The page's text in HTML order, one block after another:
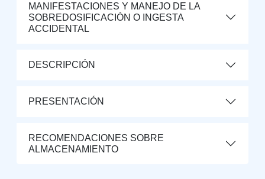
MANIFESTACIONES Y MANEJO DE LA
SOBREDOSIFICACIÓN O INGESTA
ACCIDENTAL
DESCRIPCIÓN
PRESENTACIÓN
RECOMENDACIONES SOBRE
ALMACENAMIENTO